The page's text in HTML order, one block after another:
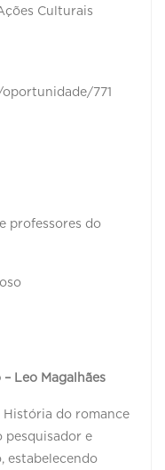
Culturais
771
professores do
Leo Magalhães
História do romance
pesquisador e
estabelecendo